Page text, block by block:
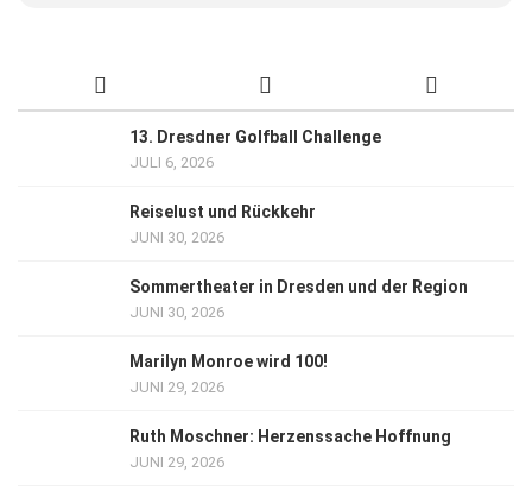
13. Dresdner Golfball Challenge
JULI 6, 2026
Reiselust und Rückkehr
JUNI 30, 2026
Sommertheater in Dresden und der Region
JUNI 30, 2026
Marilyn Monroe wird 100!
JUNI 29, 2026
Ruth Moschner: Herzenssache Hoffnung
JUNI 29, 2026